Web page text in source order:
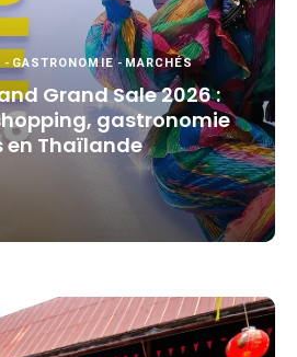
-GASTRONOMIE-MARCHÉS
Grand Sale 2026 :
gastronomie
en Thaïlande